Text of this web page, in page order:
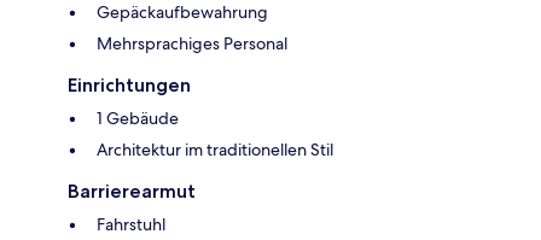
Gepäckaufbewahrung
Mehrsprachiges Personal
Einrichtungen
1 Gebäude
Architektur im traditionellen Stil
Barrierearmut
Fahrstuhl